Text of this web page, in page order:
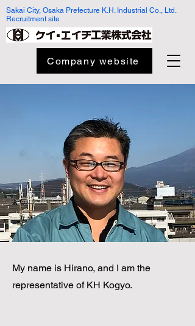
Sakai City, Osaka Prefecture K.H. Industrial Co., Ltd.
Recruitment site
Company website
My name is Hirano, and I am the
representative of KH Kogyo.